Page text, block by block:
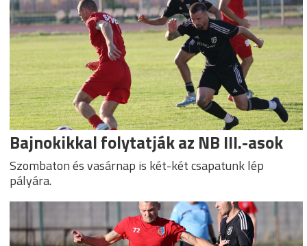
Bajnokikkal folytatják az NB III.-asok
Szombaton és vasárnap is két-két csapatunk lép
pályára.